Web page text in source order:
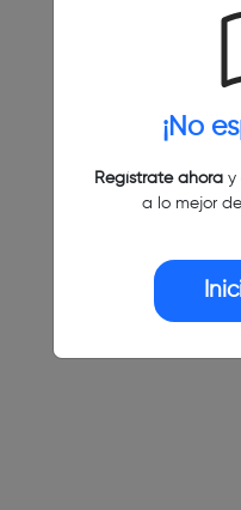
¡No
Regístrate ahoray
a lo mejor